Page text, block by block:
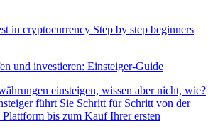
und investieren: Einsteiger-Guide
einsteigen, wissen aber nicht, wie?
führt Sie Schritt für Schritt von der
bis zum Kauf Ihrer ersten